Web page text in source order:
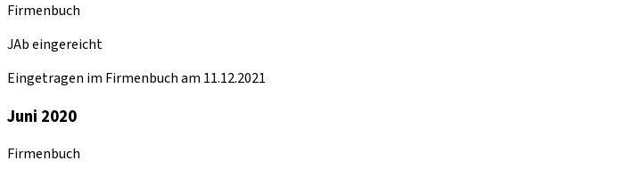
Firmenbuch
JAb eingereicht
Eingetragen im Firmenbuch am 11.12.2021
Juni 2020
Firmenbuch